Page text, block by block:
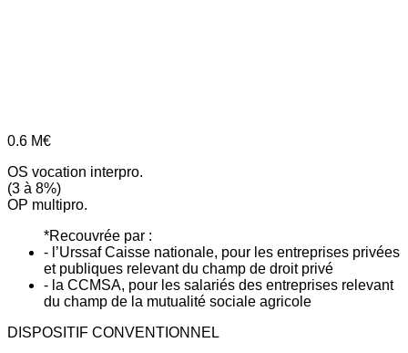
0.6 M€
OS vocation interpro.
(3 à 8%)
OP multipro.
*Recouvrée par :
- l’Urssaf Caisse nationale, pour les entreprises privées
et publiques relevant du champ de droit privé
- la CCMSA, pour les salariés des entreprises relevant
du champ de la mutualité sociale agricole
DISPOSITIF CONVENTIONNEL